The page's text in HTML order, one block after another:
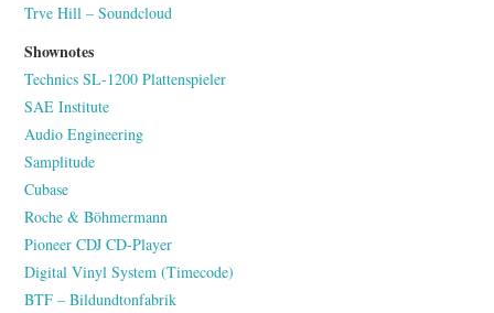
Trve Hill – Soundcloud
Shownotes
Technics SL-1200 Plattenspieler
SAE Institute
Audio Engineering
Samplitude
Cubase
Roche & Böhmermann
Pioneer CDJ CD-Player
Digital Vinyl System (Timecode)
BTF – Bildundtonfabrik